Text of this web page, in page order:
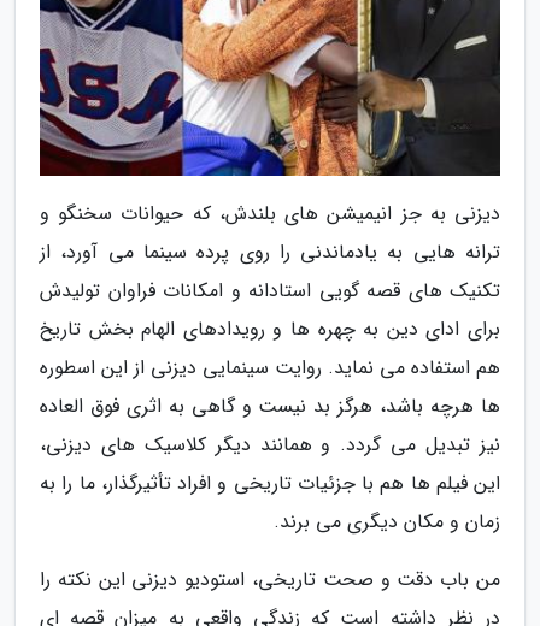
دیزنی به جز انیمیشن های بلندش، که حیوانات سخنگو و
ترانه هایی به یادماندنی را روی پرده سینما می آورد، از
تکنیک های قصه گویی استادانه و امکانات فراوان تولیدش
برای ادای دین به چهره ها و رویدادهای الهام بخش تاریخ
هم استفاده می نماید. روایت سینمایی دیزنی از این اسطوره
ها هرچه باشد، هرگز بد نیست و گاهی به اثری فوق العاده
نیز تبدیل می گردد. و همانند دیگر کلاسیک های دیزنی،
این فیلم ها هم با جزئیات تاریخی و افراد تأثیرگذار، ما را به
زمان و مکان دیگری می برند.
من باب دقت و صحت تاریخی، استودیو دیزنی این نکته را
در نظر داشته است که زندگی واقعی به میزان قصه ای